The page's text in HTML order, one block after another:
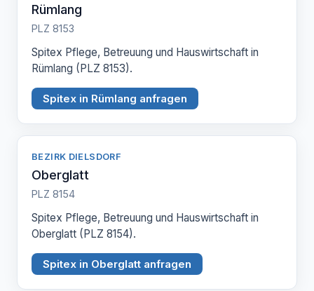
Rümlang
PLZ 8153
Spitex Pflege, Betreuung und Hauswirtschaft in
Rümlang (PLZ 8153).
Spitex in Rümlang anfragen
BEZIRK DIELSDORF
Oberglatt
PLZ 8154
Spitex Pflege, Betreuung und Hauswirtschaft in
Oberglatt (PLZ 8154).
Spitex in Oberglatt anfragen